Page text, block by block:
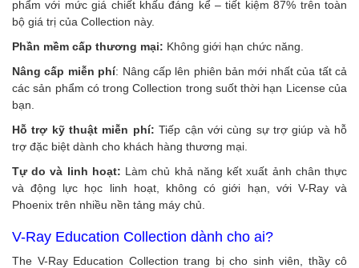
phẩm với mức giá chiết khấu đáng kể – tiết kiệm 87% trên toàn
bộ giá trị của Collection này.
Phần mềm cấp thương mại: Không giới hạn chức năng.
Nâng cấp miễn phí: Nâng cấp lên phiên bản mới nhất của tất cả
các sản phẩm có trong Collection trong suốt thời hạn License của
bạn.
Hỗ trợ kỹ thuật miễn phí: Tiếp cận với cùng sự trợ giúp và hỗ
trợ đặc biệt dành cho khách hàng thương mại.
Tự do và linh hoạt: Làm chủ khả năng kết xuất ảnh chân thực
và động lực học linh hoạt, không có giới hạn, với V-Ray và
Phoenix trên nhiều nền tảng máy chủ.
V-Ray Education Collection dành cho ai?
The V-Ray Education Collection trang bị cho sinh viên, thầy cô